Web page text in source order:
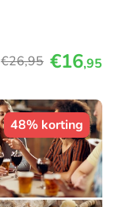
€26,95 €16,95
48% korting